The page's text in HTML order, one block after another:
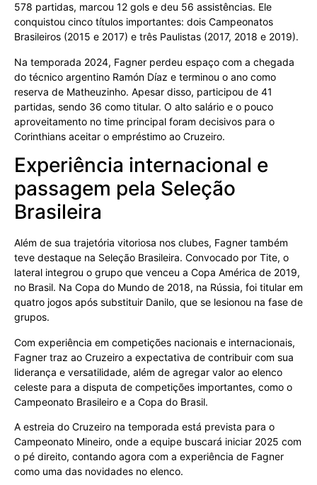
578 partidas, marcou 12 gols e deu 56 assistências. Ele
conquistou cinco títulos importantes: dois Campeonatos
Brasileiros (2015 e 2017) e três Paulistas (2017, 2018 e 2019).
Na temporada 2024, Fagner perdeu espaço com a chegada
do técnico argentino Ramón Díaz e terminou o ano como
reserva de Matheuzinho. Apesar disso, participou de 41
partidas, sendo 36 como titular. O alto salário e o pouco
aproveitamento no time principal foram decisivos para o
Corinthians aceitar o empréstimo ao Cruzeiro.
Experiência internacional e
passagem pela Seleção
Brasileira
Além de sua trajetória vitoriosa nos clubes, Fagner também
teve destaque na Seleção Brasileira. Convocado por Tite, o
lateral integrou o grupo que venceu a Copa América de 2019,
no Brasil. Na Copa do Mundo de 2018, na Rússia, foi titular em
quatro jogos após substituir Danilo, que se lesionou na fase de
grupos.
Com experiência em competições nacionais e internacionais,
Fagner traz ao Cruzeiro a expectativa de contribuir com sua
liderança e versatilidade, além de agregar valor ao elenco
celeste para a disputa de competições importantes, como o
Campeonato Brasileiro e a Copa do Brasil.
A estreia do Cruzeiro na temporada está prevista para o
Campeonato Mineiro, onde a equipe buscará iniciar 2025 com
o pé direito, contando agora com a experiência de Fagner
como uma das novidades no elenco.